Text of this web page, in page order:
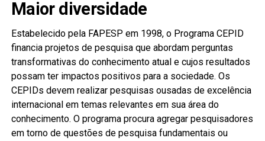
Maior diversidade
Estabelecido pela FAPESP em 1998, o Programa CEPID
financia projetos de pesquisa que abordam perguntas
transformativas do conhecimento atual e cujos resultados
possam ter impactos positivos para a sociedade. Os
CEPIDs devem realizar pesquisas ousadas de excelência
internacional em temas relevantes em sua área do
conhecimento. O programa procura agregar pesquisadores
em torno de questões de pesquisa fundamentais ou